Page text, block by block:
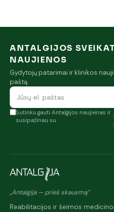
ANTALGIJOS
NAUJIENOS
Gydytojų patarimai ir klinikos
paštą.
Sutinku gauti Antalgijos naujienas ir
susipažinau su
„Antalgija — prieš skausmą"
Reabilitacijos ir šeimos